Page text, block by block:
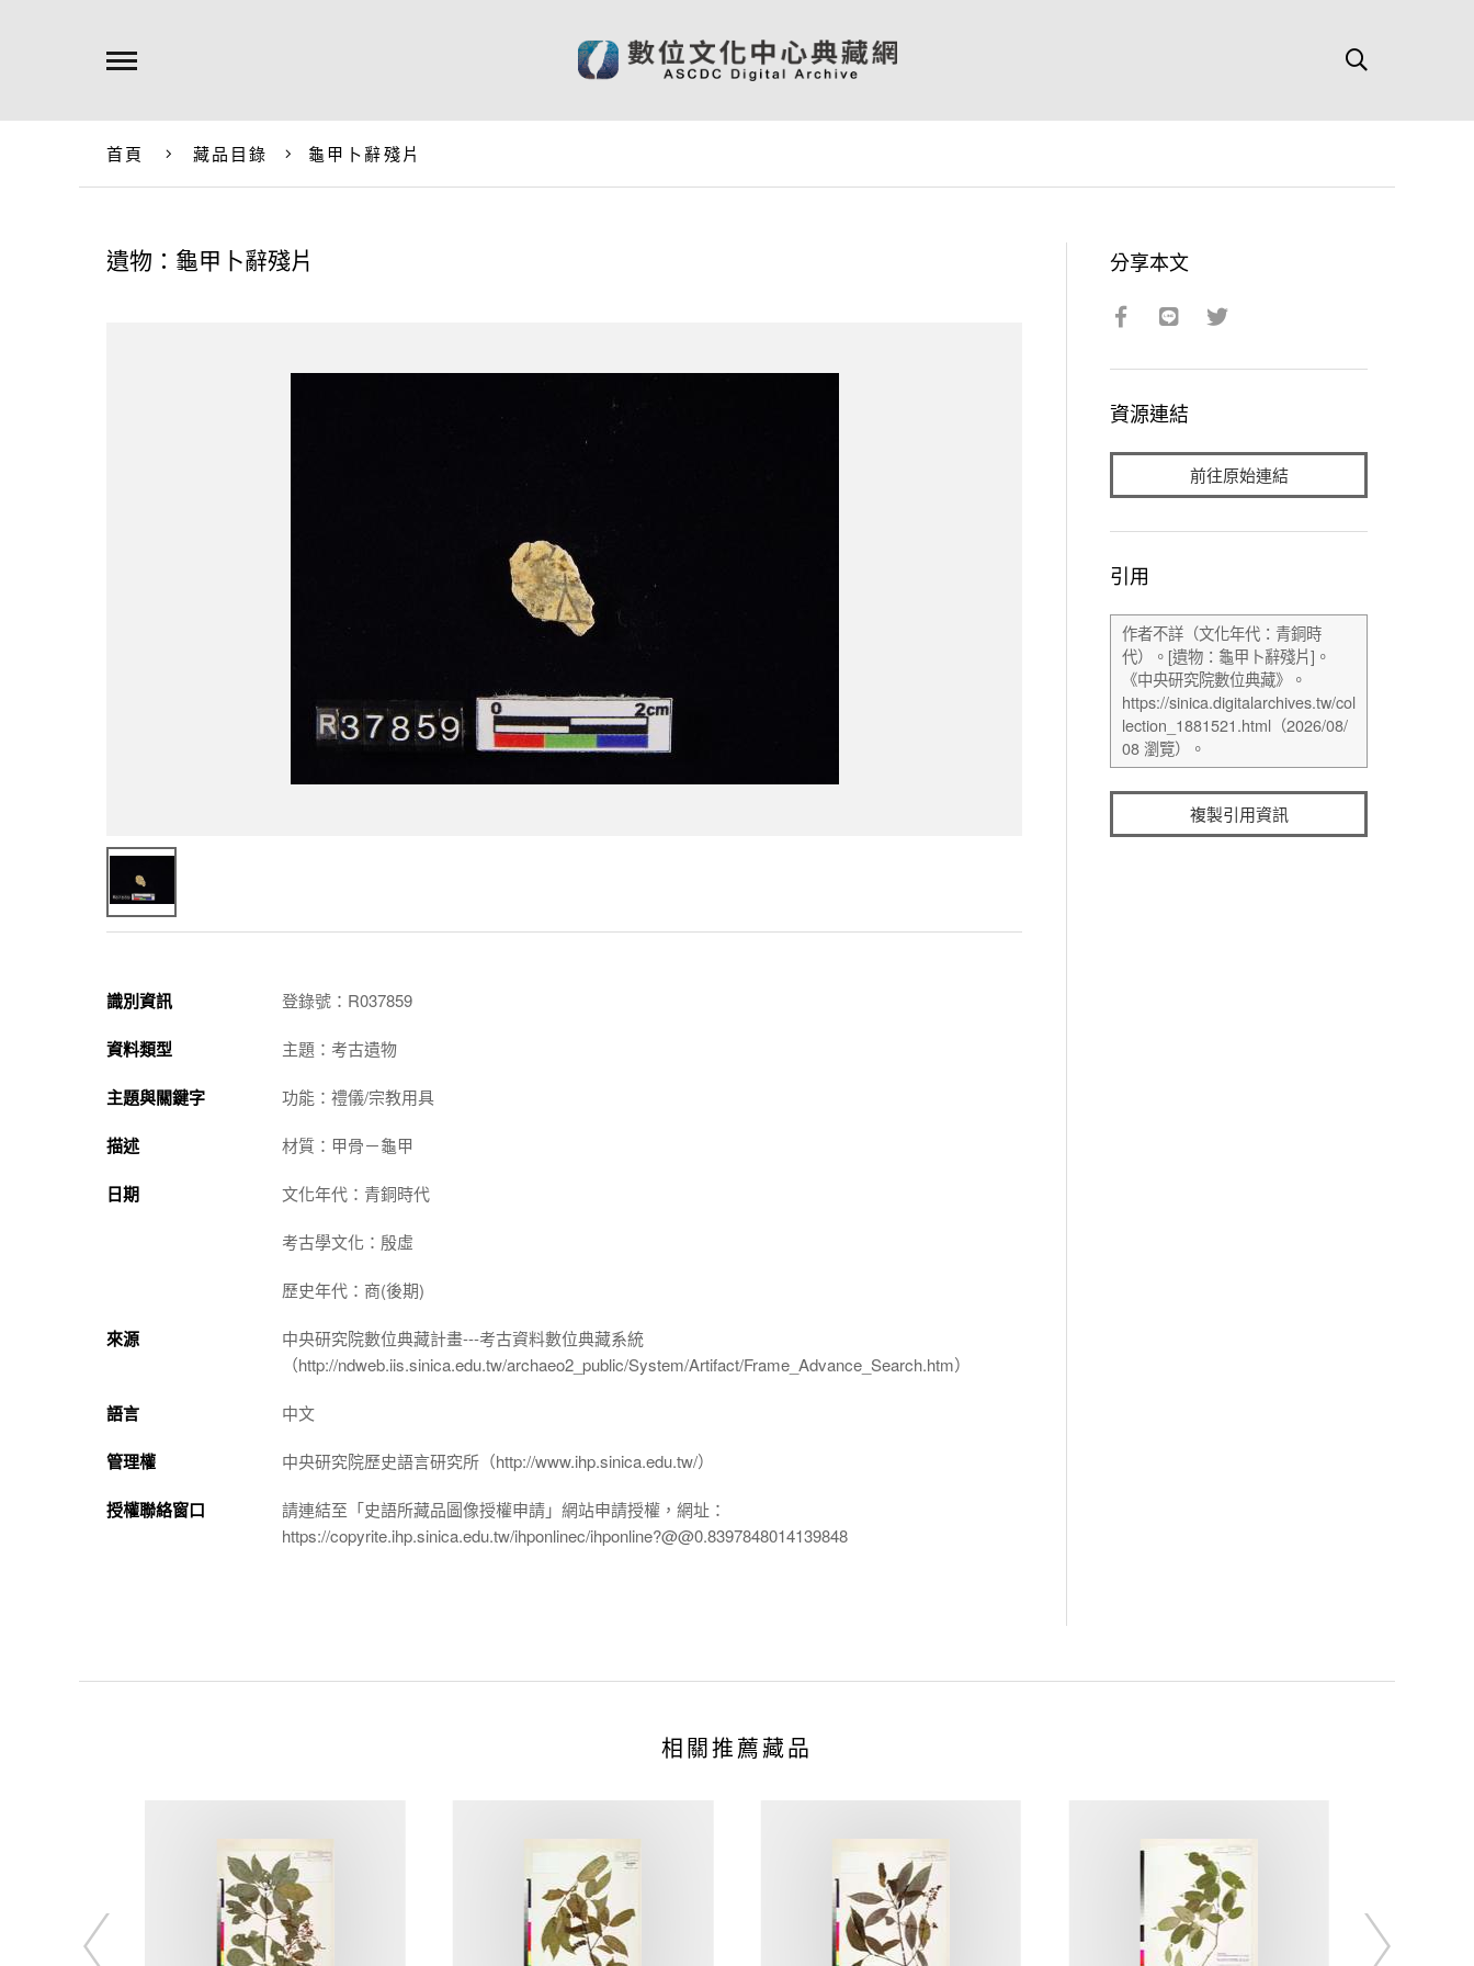
首頁 藏品目錄 龜甲卜辭殘片
遺物：龜甲卜辭殘片
識別資訊 登錄號：R037859
資料類型 主題：考古遺物
主題與關鍵字 功能：禮儀/宗教用具
描述 材質：甲骨－龜甲
日期 文化年代：青銅時代
考古學文化：殷虛
歷史年代：商(後期)
來源
中央研究院數位典藏計畫---考古資料數位典藏系統
（http://ndweb.iis.sinica.edu.tw/archaeo2_public/System/Artifact/Frame_Advance_Search.htm）
語言 中文
管理權 中央研究院歷史語言研究所（http://www.ihp.sinica.edu.tw/）
授權聯絡窗口
請連結至「史語所藏品圖像授權申請」網站申請授權，網址：
https://copyrite.ihp.sinica.edu.tw/ihponlinec/ihponline?@@0.8397848014139848
分享本文
資源連結
前往原始連結
引用
複製引用資訊
相關推薦藏品